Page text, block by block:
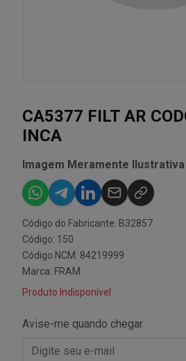
CA5377 FILT AR
INCA
Imagem Meramente Ilustrativa
Código do Fabricante: B32857
Código: 150
Código NCM: 84219999
Marca: FRAM
Produto Indisponível
Avise-me quando chegar